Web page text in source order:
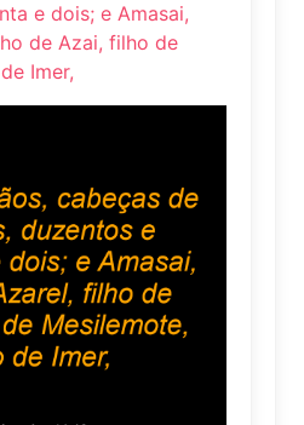
e dois; e Amasai,
de Azai, filho de
Imer,